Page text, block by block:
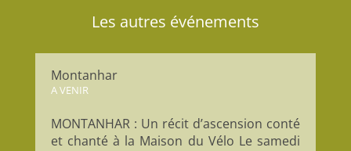
Les autres événements
Montanhar
A VENIR
MONTANHAR : Un récit d’ascension conté
et chanté à la Maison du Vélo Le samedi